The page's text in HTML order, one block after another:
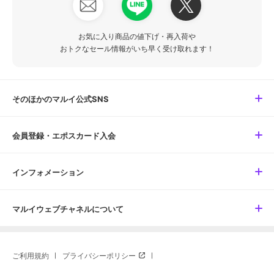
お気に入り商品の値下げ・再入荷や
おトクなセール情報がいち早く受け取れます！
そのほかのマルイ公式SNS
会員登録・エポスカード入会
インフォメーション
マルイウェブチャネルについて
ご利用規約 プライバシーポリシー